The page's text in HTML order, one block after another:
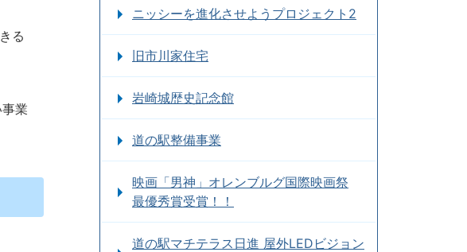
る
業
ニッシーを進化させようプロジェクト2
旧市川家住宅
岩崎城歴史記念館
道の駅整備事業
映画「男神」オレンブルグ国際映画祭
最優秀賞受賞！！
道の駅マチテラス日進 屋外LEDビジョン